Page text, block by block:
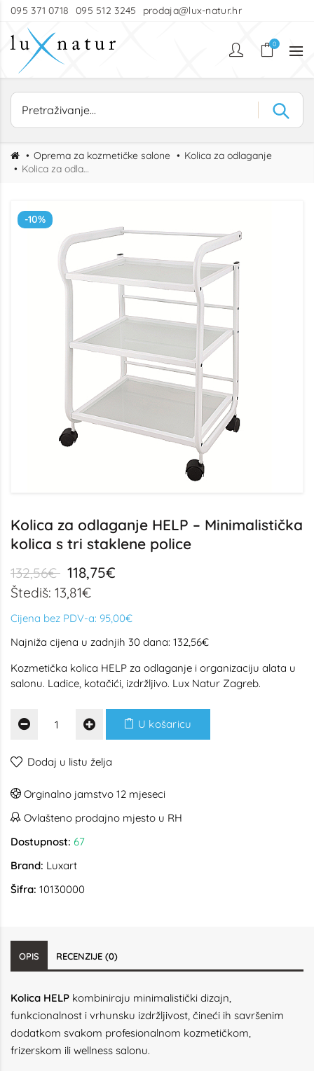
095 371 0718 095 512 3245 prodaja@lux-natur.hr
0
Oprema za kozmetičke salone
Kolica za odlaganje
Kolica za odlaganje HELP
-10%
Kolica za odlaganje HELP – Minimalistička
kolica s tri staklene police
132,56€ 118,75€
Štediš: 13,81€
Cijena bez PDV-a: 95,00€
Najniža cijena u zadnjih 30 dana: 132,56€
Kozmetička kolica HELP za odlaganje i organizaciju alata u
salonu. Ladice, kotačići, izdržljivo. Lux Natur Zagreb.
U košaricu
Dodaj u listu želja
Orginalno jamstvo 12 mjeseci
Ovlašteno prodajno mjesto u RH
Dostupnost: 67
Brand: Luxart
Šifra: 10130000
OPIS RECENZIJE (0)
Kolica HELP kombiniraju minimalistički dizajn,
funkcionalnost i vrhunsku izdržljivost, čineći ih savršenim
dodatkom svakom profesionalnom kozmetičkom,
frizerskom ili wellness salonu.